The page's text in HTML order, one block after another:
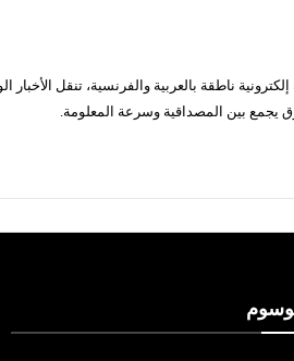
ناطقة بالعربية والفرنسية، تنقل الأخبار
يجمع بين المصداقية وسرعة المعلومة.